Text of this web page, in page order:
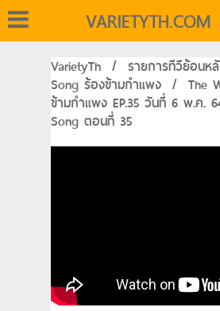
VARIETYTH.COM
VarietyTh / รายการทีวีย้อนห
Song ร้องข้ามกำแพง / The
ข้ามกำแพง EP.35 วันที่ 6 พ.ค.
Song ตอนที่ 35